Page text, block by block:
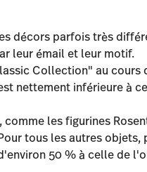
décors parfois très
leur émail et leur motif.
Collection" au cours
nettement inférieure à
les figurines
tous les autres objets,
50 % à celle de